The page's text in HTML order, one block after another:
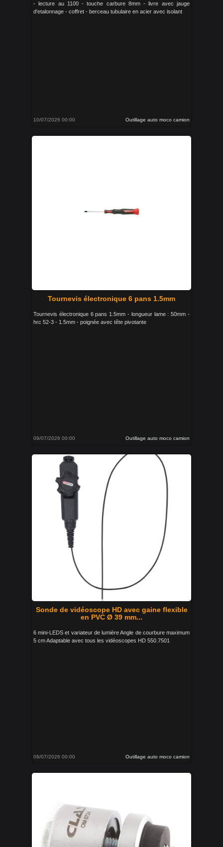
- lecture au 1100 - touche carbure 8mm - livre avec jauge
d'etalonnage - coffret - berceau tubulaire en acier avec isolant
10/07/2026 00:00 Outillage auto moco camion
Tournevis électronique 6 pans 1.5mm
Tournevis électronique 6 pans 1.5mm - longueur lame : 50mm -
hrc 52-3 - 1.5mm - poignée avec tête pivotante
09/07/2026 00:00 Outillage auto moco camion
Sonde de vidéoscope HD avec gaine flexible
en PVC Ø 39 mm...
6 mini-LEDS et variateur de lumière Angle de courbure maximum
5 cm Adaptable avec tous les vidéoscopes HD 550.7501
08/07/2026 00:00 Outillage auto moco camion